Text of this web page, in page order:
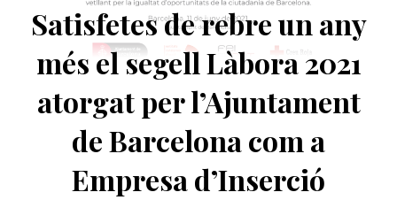
Satisfetes de rebre un any
més el segell Làbora 2021
atorgat per l’Ajuntament
de Barcelona com a
Empresa d’Inserció